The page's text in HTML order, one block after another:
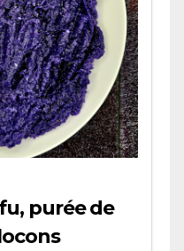
purée de